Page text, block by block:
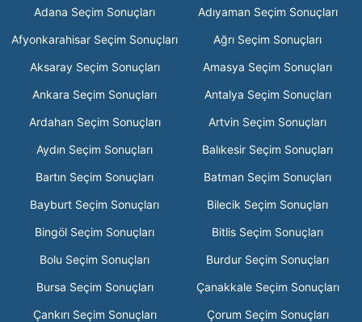
Adana Seçim Sonuçları
Adıyaman Seçim Sonuçları
Afyonkarahisar Seçim Sonuçları
Ağrı Seçim Sonuçları
Aksaray Seçim Sonuçları
Amasya Seçim Sonuçları
Ankara Seçim Sonuçları
Antalya Seçim Sonuçları
Ardahan Seçim Sonuçları
Artvin Seçim Sonuçları
Aydın Seçim Sonuçları
Balıkesir Seçim Sonuçları
Bartın Seçim Sonuçları
Batman Seçim Sonuçları
Bayburt Seçim Sonuçları
Bilecik Seçim Sonuçları
Bingöl Seçim Sonuçları
Bitlis Seçim Sonuçları
Bolu Seçim Sonuçları
Burdur Seçim Sonuçları
Bursa Seçim Sonuçları
Çanakkale Seçim Sonuçları
Çankırı Seçim Sonuçları
Çorum Seçim Sonuçları